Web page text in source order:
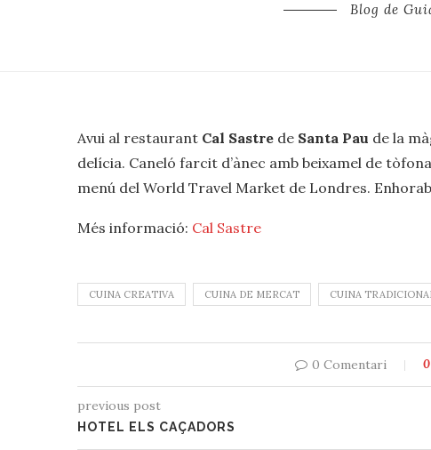
Blog de
Avui al ‪‎restaurant‬ Cal Sastre de Santa Pau de la
delícia. Caneló farcit d’ànec amb beixamel de
‪‎menú‬ del World Travel Market de Londres.
Més informació: Cal Sastre
CUINA CREATIVA CUINA DE MERCAT CUINA
0 Comentari 0
previous post
HOTEL ELS CAÇADORS